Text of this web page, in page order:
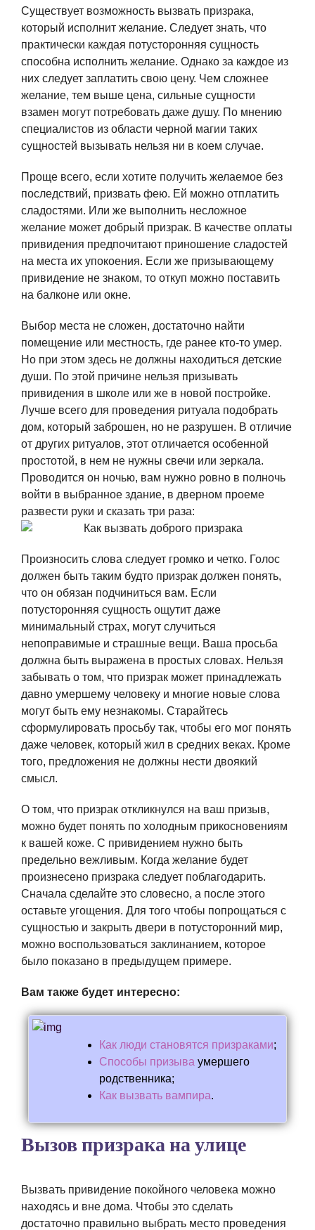
Существует возможность вызвать призрака,
который исполнит желание. Следует знать, что
практически каждая потусторонняя сущность
способна исполнить желание. Однако за каждое из
них следует заплатить свою цену. Чем сложнее
желание, тем выше цена, сильные сущности
взамен могут потребовать даже душу. По мнению
специалистов из области черной магии таких
сущностей вызывать нельзя ни в коем случае.
Проще всего, если хотите получить желаемое без
последствий, призвать фею. Ей можно отплатить
сладостями. Или же выполнить несложное
желание может добрый призрак. В качестве оплаты
привидения предпочитают приношение сладостей
на места их упокоения. Если же призывающему
привидение не знаком, то откуп можно поставить
на балконе или окне.
Выбор места не сложен, достаточно найти
помещение или местность, где ранее кто-то умер.
Но при этом здесь не должны находиться детские
души. По этой причине нельзя призывать
привидения в школе или же в новой постройке.
Лучше всего для проведения ритуала подобрать
дом, который заброшен, но не разрушен. В отличие
от других ритуалов, этот отличается особенной
простотой, в нем не нужны свечи или зеркала.
Проводится он ночью, вам нужно ровно в полночь
войти в выбранное здание, в дверном проеме
развести руки и сказать три раза:
Произносить слова следует громко и четко. Голос
должен быть таким будто призрак должен понять,
что он обязан подчиниться вам. Если
потусторонняя сущность ощутит даже
минимальный страх, могут случиться
непоправимые и страшные вещи. Ваша просьба
должна быть выражена в простых словах. Нельзя
забывать о том, что призрак может принадлежать
давно умершему человеку и многие новые слова
могут быть ему незнакомы. Старайтесь
сформулировать просьбу так, чтобы его мог понять
даже человек, который жил в средних веках. Кроме
того, предложения не должны нести двоякий
смысл.
О том, что призрак откликнулся на ваш призыв,
можно будет понять по холодным прикосновениям
к вашей коже. С привидением нужно быть
предельно вежливым. Когда желание будет
произнесено призрака следует поблагодарить.
Сначала сделайте это словесно, а после этого
оставьте угощения. Для того чтобы попрощаться с
сущностью и закрыть двери в потусторонний мир,
можно воспользоваться заклинанием, которое
было показано в предыдущем примере.
Вам также будет интересно:
Как люди становятся призраками;
Способы призыва умершего
родственника;
Как вызвать вампира.
Вызов призрака на улице
Вызвать привидение покойного человека можно
находясь и вне дома. Чтобы это сделать
достаточно правильно выбрать место проведения